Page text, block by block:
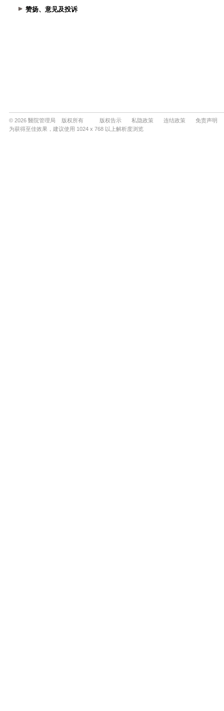
赞扬、意见及投诉
© 2026 醫院管理局 版权所有 版权告示 私隐政策 连结政策
免责声明
为获得至佳效果，建议使用 1024 x 768 以上解析度浏览